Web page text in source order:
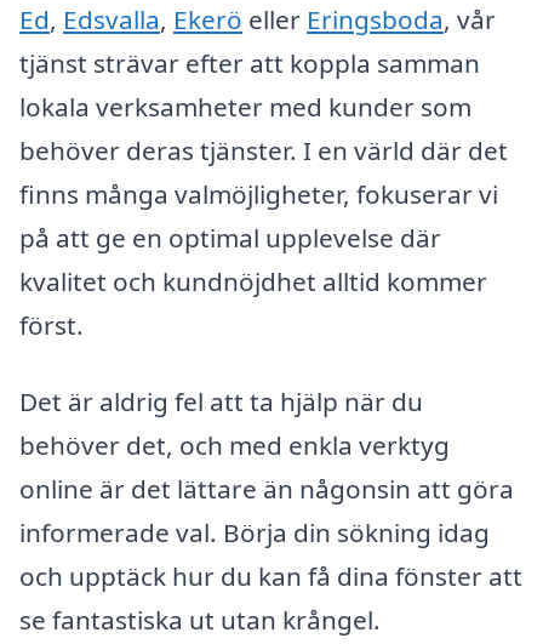
Ed, Edsvalla, Ekerö eller Eringsboda, vår
tjänst strävar efter att koppla samman
lokala verksamheter med kunder som
behöver deras tjänster. I en värld där det
finns många valmöjligheter, fokuserar vi
på att ge en optimal upplevelse där
kvalitet och kundnöjdhet alltid kommer
först.
Det är aldrig fel att ta hjälp när du
behöver det, och med enkla verktyg
online är det lättare än någonsin att göra
informerade val. Börja din sökning idag
och upptäck hur du kan få dina fönster att
se fantastiska ut utan krångel.